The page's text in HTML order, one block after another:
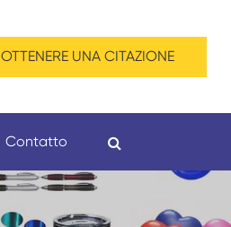
OTTENERE UNA CITAZIONE
Contatto